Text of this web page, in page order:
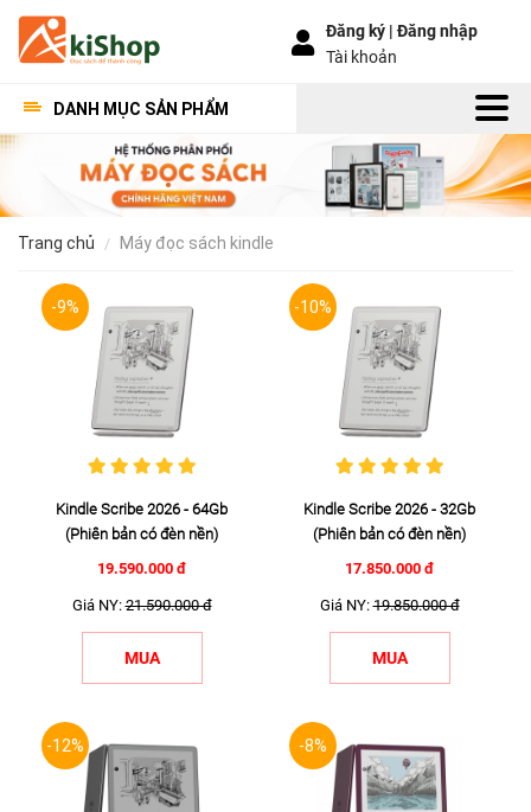
Đăng ký |Đăng nhập
Tài khoản
DANH MỤC SẢN PHẨM
trang chủ máy đọc sách kindle
-9%
Kindle Scribe 2026 - 64Gb
(Phiên bản có đèn nền)
19.590.000 đ
Giá NY:21.590.000 đ
MUA
-10%
Kindle Scribe 2026 - 32Gb
(Phiên bản có đèn nền)
17.850.000 đ
Giá NY:19.850.000 đ
MUA
-12% -8%